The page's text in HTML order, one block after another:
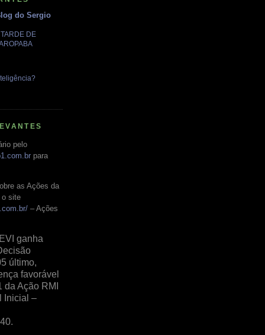
do Sergio
DE
pelo
para
as Ações da
o site
– Ações
ganha
último,
favorável
da Ação RMI
Inicial –